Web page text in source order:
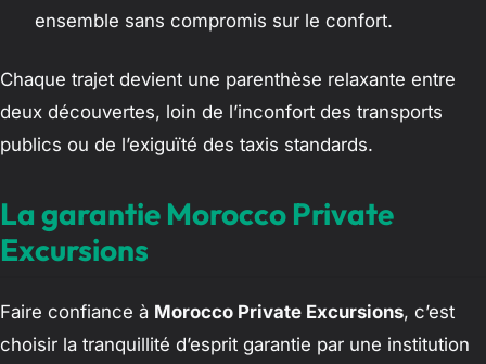
ensemble sans compromis sur le confort.
Chaque trajet devient une parenthèse relaxante entre
deux découvertes, loin de l’inconfort des transports
publics ou de l’exiguïté des taxis standards.
La garantie Morocco Private
Excursions
Faire confiance à Morocco Private Excursions, c’est
choisir la tranquillité d’esprit garantie par une institution